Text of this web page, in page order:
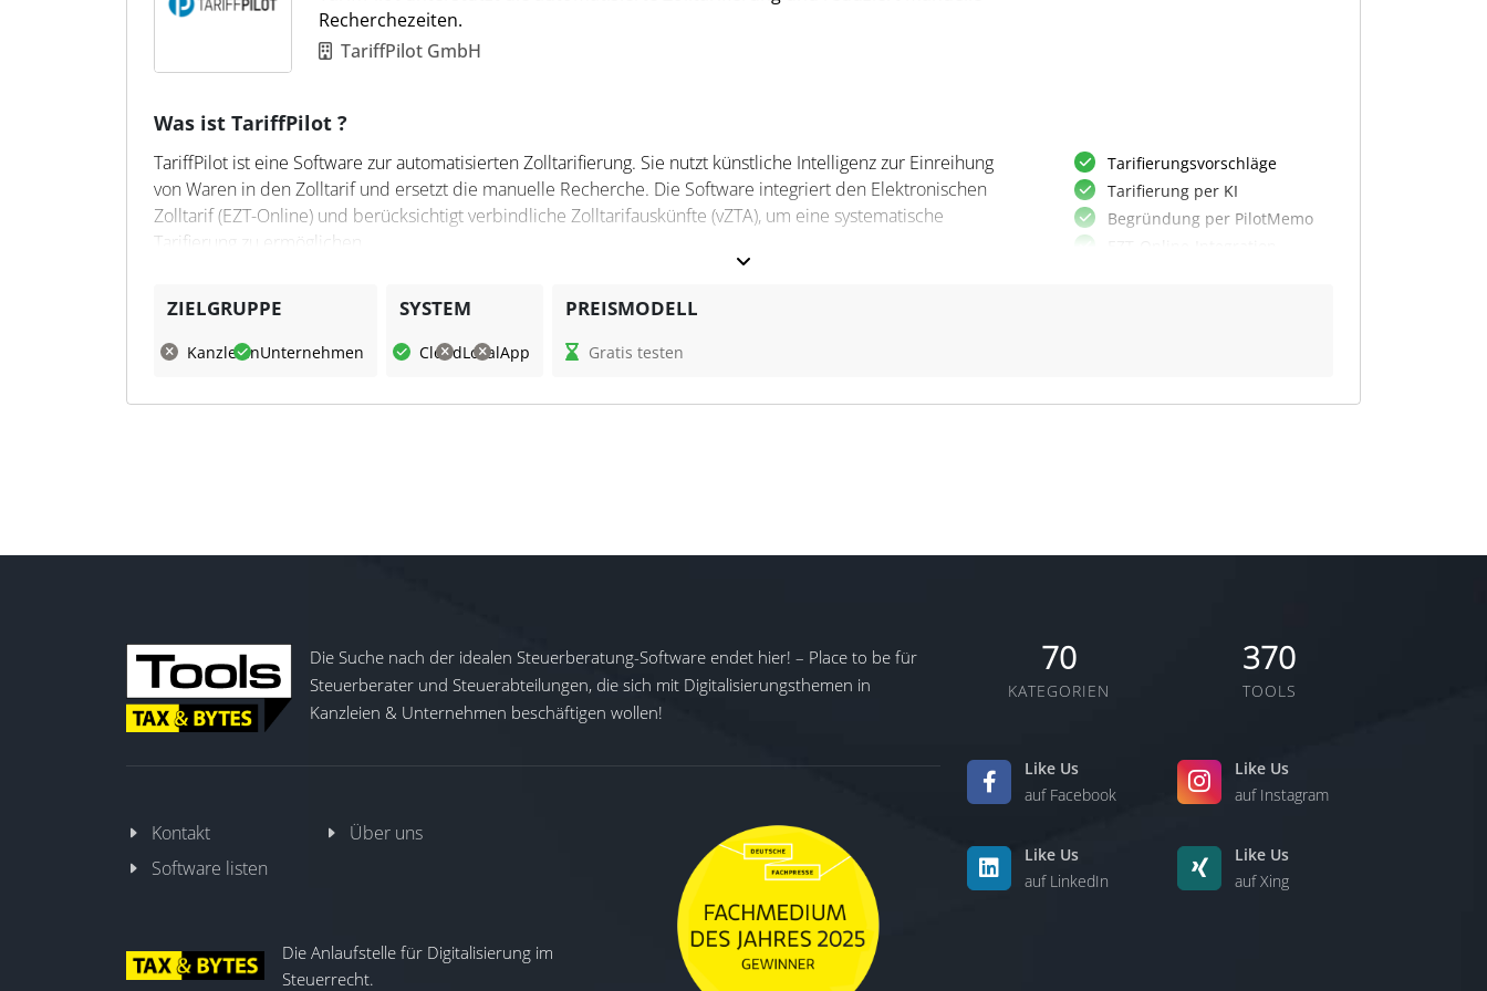
Recherchezeiten.
TariffPilot GmbH
Was ist TariffPilot ?
TariffPilot ist eine Software zur automatisierten Zolltarifierung. Sie nutzt künstliche Intelligenz zur Einreihung
von Waren in den Zolltarif und ersetzt die manuelle Recherche. Die Software integriert den Elektronischen
Zolltarif (EZT-Online) und berücksichtigt verbindliche Zolltarifauskünfte (vZTA), um eine systematische
Tarifierung zu ermöglichen.
Waren. Die Software wendet anerkannte Tarifierungstechniken an und ermöglicht eine strukturierte
Tarifierungsvorschläge
Tarifierung per KI
Begründung per PilotMemo
ZIELGRUPPE
KanzleienUnternehmen
SYSTEM
CloudLokalApp
PREISMODELL
Gratis testen
Die Suche nach der idealen Steuerberatung-Software endet hier! – Place to be für
Steuerberater und Steuerabteilungen, die sich mit Digitalisierungsthemen in
Kanzleien & Unternehmen beschäftigen wollen!
Kontakt
Über uns
Software listen
Die Anlaufstelle für Digitalisierung im
Steuerrecht.
70
KATEGORIEN
370
TOOLS
Like Us
auf Facebook
Like Us
auf Instagram
Like Us
auf LinkedIn
Like Us
auf Xing